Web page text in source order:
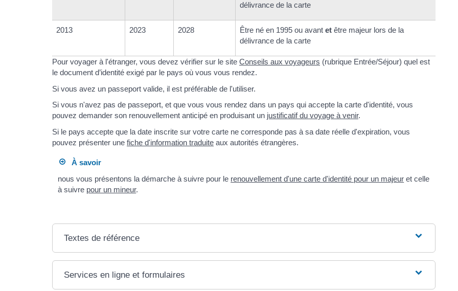
délivrance de la carte
2013 2023 2028 Être né en 1995 ou avant et être majeur lors de la
délivrance de la carte
Pour voyager à l'étranger, vous devez vérifier sur le site Conseils aux voyageurs (rubrique Entrée/Séjour) quel est
le document d’identité exigé par le pays où vous vous rendez.
Si vous avez un passeport valide, il est préférable de l'utiliser.
Si vous n'avez pas de passeport, et que vous vous rendez dans un pays qui accepte la carte d'identité, vous
pouvez demander son renouvellement anticipé en produisant un justificatif du voyage à venir.
Si le pays accepte que la date inscrite sur votre carte ne corresponde pas à sa date réelle d'expiration, vous
pouvez présenter une fiche d'information traduite aux autorités étrangères.
À savoir
nous vous présentons la démarche à suivre pour le renouvellement d'une carte d'identité pour un majeur et celle
à suivre pour un mineur.
Textes de référence
Services en ligne et formulaires